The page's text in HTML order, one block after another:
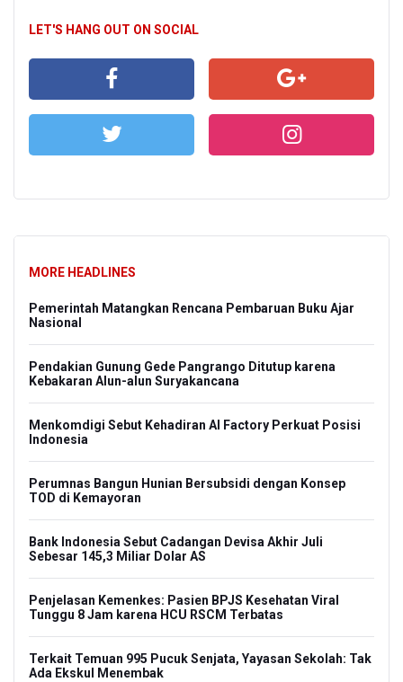
LET'S HANG OUT ON SOCIAL
MORE HEADLINES
Pemerintah Matangkan Rencana Pembaruan Buku Ajar
Nasional
Pendakian Gunung Gede Pangrango Ditutup karena
Kebakaran Alun-alun Suryakancana
Menkomdigi Sebut Kehadiran AI Factory Perkuat Posisi
Indonesia
Perumnas Bangun Hunian Bersubsidi dengan Konsep
TOD di Kemayoran
Bank Indonesia Sebut Cadangan Devisa Akhir Juli
Sebesar 145,3 Miliar Dolar AS
Penjelasan Kemenkes: Pasien BPJS Kesehatan Viral
Tunggu 8 Jam karena HCU RSCM Terbatas
Terkait Temuan 995 Pucuk Senjata, Yayasan Sekolah: Tak
Ada Ekskul Menembak